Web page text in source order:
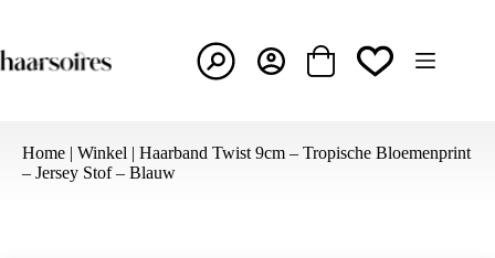
de
inhoud
Winkelwagen
Home | Winkel | Haarband Twist 9cm – Tropische Bloemenprint
– Jersey Stof – Blauw